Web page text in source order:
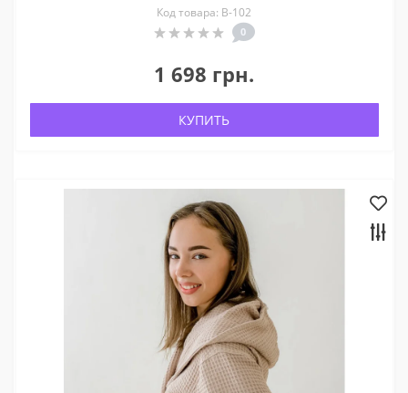
Код товара: В-102
0
1 698 грн.
КУПИТЬ